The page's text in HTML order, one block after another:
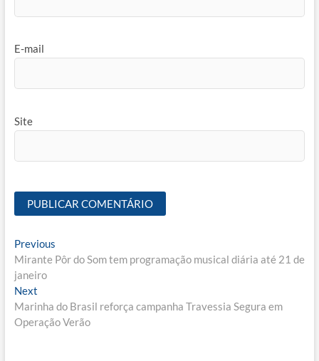
E-mail
Site
Navegação
de
Post
PreviousPrevious
post:
Mirante Pôr do Som tem programação musical diária até 21 de
janeiro
NextNext
post:
Marinha do Brasil reforça campanha Travessia Segura em
Operação Verão